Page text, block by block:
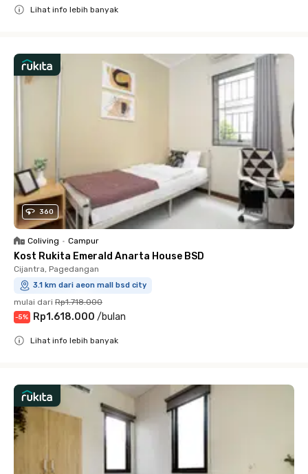
Lihat info lebih banyak
360
Coliving • Campur
Kost Rukita Emerald Anarta House BSD
Cijantra, Pagedangan
3.1 km dari aeon mall bsd city
mulai dari Rp1.718.000
-5% Rp1.618.000 /bulan
Lihat info lebih banyak